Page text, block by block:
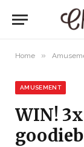
Home »
AMUSEMENT
WIN!